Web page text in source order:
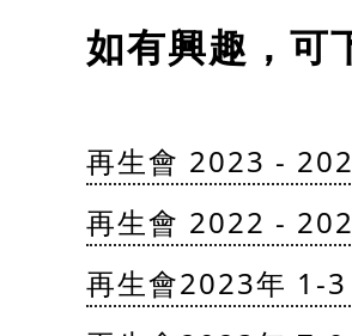
如有興趣，可
再生會 2023 -
再生會 2022 -
再生會2023年 1-3